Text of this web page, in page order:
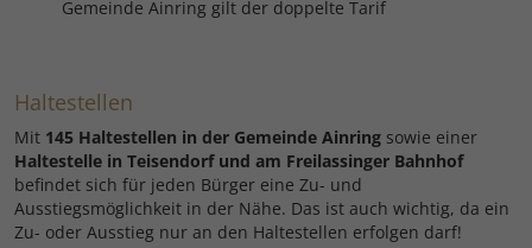
Gemeinde Ainring gilt der doppelte Tarif
Haltestellen
Mit 145 Haltestellen in der Gemeinde Ainring sowie einer
Haltestelle in Teisendorf und am Freilassinger Bahnhof
befindet sich für jeden Bürger eine Zu- und
Ausstiegsmöglichkeit in der Nähe. Das ist auch wichtig, da ein
Zu- oder Ausstieg nur an den Haltestellen erfolgen darf!